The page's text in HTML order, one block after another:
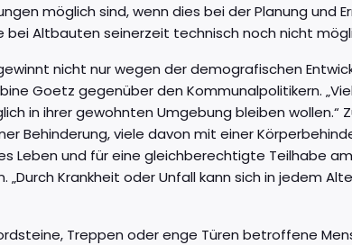
möglich sind, wenn dies bei der Planung und
bei Altbauten seinerzeit technisch noch nicht
nicht nur wegen der demografischen
Goetz gegenüber den Kommunalpolitikern.
in ihrer gewohnten Umgebung bleiben wollen.“
Behinderung, viele davon mit einer
Leben und für eine gleichberechtigte Teilhabe
„Durch Krankheit oder Unfall kann sich in jedem
Treppen oder enge Türen betroffene